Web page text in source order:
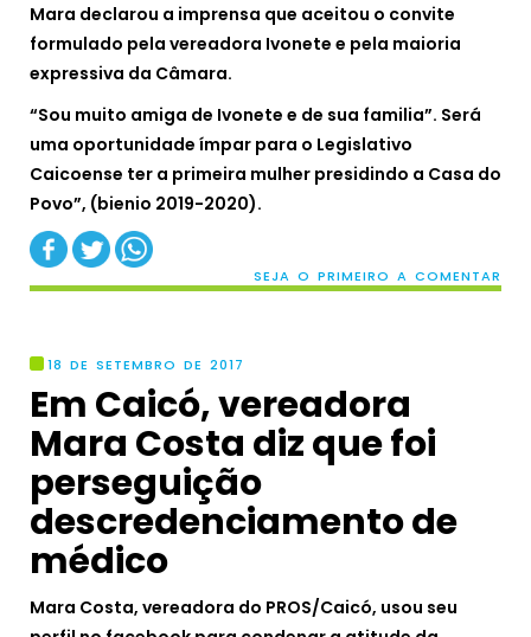
Mara declarou a imprensa que aceitou o convite
formulado pela vereadora Ivonete e pela maioria
expressiva da Câmara.
“Sou muito amiga de Ivonete e de sua familia”. Será
uma oportunidade ímpar para o Legislativo
Caicoense ter a primeira mulher presidindo a Casa do
Povo”, (bienio 2019-2020).
SEJA O PRIMEIRO A COMENTAR
18 DE SETEMBRO DE 2017
Em Caicó, vereadora
Mara Costa diz que foi
perseguição
descredenciamento de
médico
Mara Costa, vereadora do PROS/Caicó, usou seu